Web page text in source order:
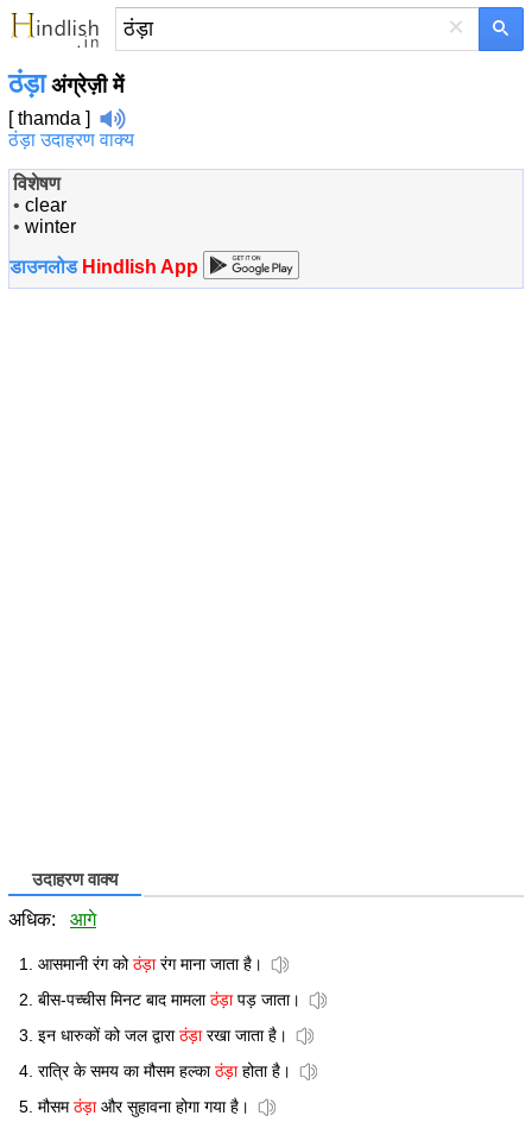
×
ठंड़ाअंग्रेज़ी में
[ thamda ]
ठंड़ा उदाहरण वाक्य
विशेषण
• clear
• winter
डाउनलोड Hindlish App
उदाहरण वाक्य
अधिक: आगे
आसमानी रंग कोठंड़ारंग माना जाता है।
बीस-पच्चीस मिनट बाद मामलाठंड़ापड़ जाता।
इन धारुकों को जल द्वाराठंड़ारखा जाता है।
रात्रि के समय का मौसम हल्काठंड़ाहोता है।
मौसमठंड़ाऔर सुहावना होगा गया है।